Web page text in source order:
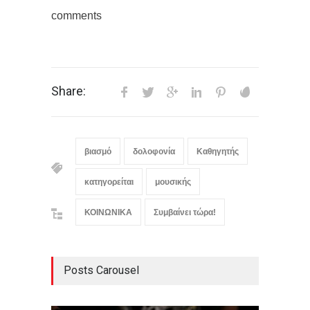
comments
Share:
βιασμό δολοφονία Καθηγητής
κατηγορείται μουσικής
ΚΟΙΝΩΝΙΚΑ Συμβαίνει τώρα!
Posts Carousel